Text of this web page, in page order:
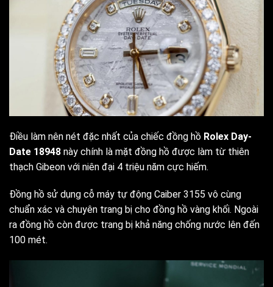
Điều làm nên nét đặc nhất của chiếc đồng hồ Rolex Day-
Date 18948 này chính là mặt đồng hồ được làm từ thiên
thạch Gibeon với niên đại 4 triệu năm cực hiếm.
Đồng hồ sử dụng cỗ máy tự động Caiber 3155 vô cùng
chuẩn xác và chuyên trang bị cho đồng hồ vàng khối. Ngoài
ra đồng hồ còn được trang bị khả năng chống nước lên đến
100 mét.